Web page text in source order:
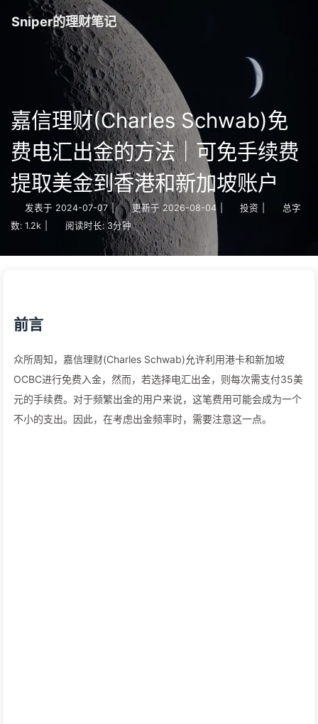
Sniper的理财笔记
嘉信理财(Charles Schwab)免
费电汇出金的方法｜可免手续费
提取美金到香港和新加坡账户
发表于 2024-07-07 | 更新于 2026-08-04 投资
总字
数: 1.2k 阅读时长: 3分钟
前言
众所周知，嘉信理财(Charles Schwab)允许利用港卡和新加坡
OCBC进行免费入金，然而，若选择电汇出金，则每次需支付35美
元的手续费。对于频繁出金的用户来说，这笔费用可能会成为一个
不小的支出。因此，在考虑出金频率时，需要注意这一点。